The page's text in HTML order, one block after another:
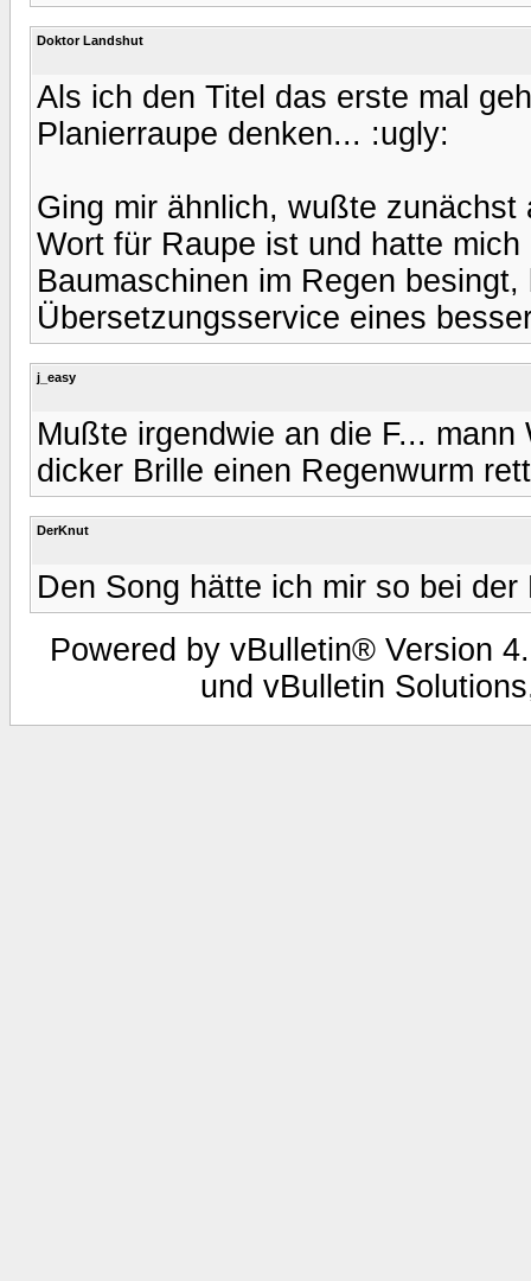
Doktor Landshut
Als ich den Titel das erste mal
Planierraupe denken... :ugly:
Ging mir ähnlich, wußte
Wort für Raupe ist und hatte
Baumaschinen im Regen
Übersetzungsservice eines
j_easy
Mußte irgendwie an die F...
dicker Brille einen Regenwurm
DerKnut
Den Song hätte ich mir so bei
Powered by vBulletin® Version
und vBulletin